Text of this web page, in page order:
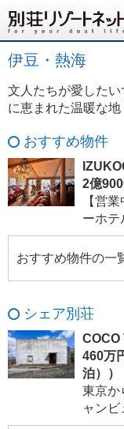
伊豆・熱海
文人たちが愛した
に恵まれた温暖な地
おすすめ物件
2億
【営
ーホテ
おすすめ物件の一
シェア別荘
COCO
460万
泊））
東京
ャン